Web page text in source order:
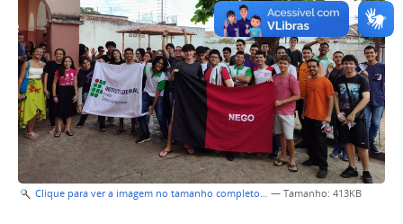
Clique para ver a imagem no tamanho completo… — Tamanho: 413KB